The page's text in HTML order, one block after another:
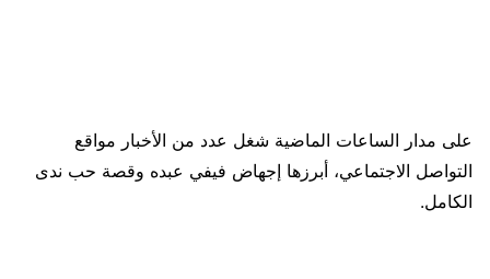
على مدار الساعات الماضية شغل عدد من الأخبار مواقع
التواصل الاجتماعي، أبرزها إجهاض فيفي عبده وقصة حب ندى
الكامل.